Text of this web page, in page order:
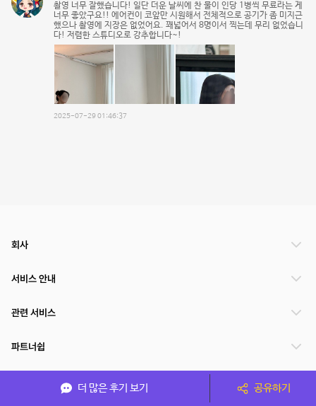
촬영 너무 잘했습니다! 일단 더운 날씨에 찬 물이 인당 1병씩 무료라는 게
너무 좋았구요!! 에어컨이 코앞만 시원해서 전체적으로 공기가 좀 미지근
했으나 촬영에 지장은 없었어요. 꽤넓어서 8명이서 찍는데 무리 없었습니
다! 저렴한 스튜디오로 강추합니다~!
2025-07-29 01:46:37
더 많은 후기 보기 공유하기
회사
서비스 안내
관련 서비스
파트너쉽
서비스 제공 국가